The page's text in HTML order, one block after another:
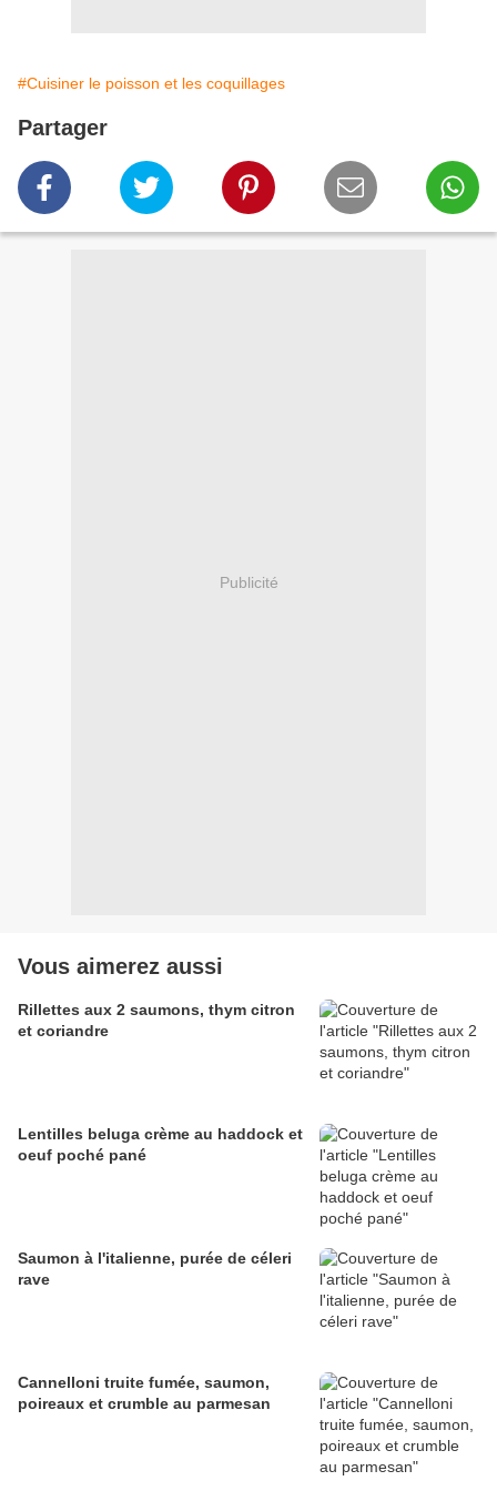
#Cuisiner le poisson et les coquillages
Partager
Publicité
Vous aimerez aussi
Rillettes aux 2 saumons, thym citron
et coriandre
Lentilles beluga crème au haddock et
oeuf poché pané
Saumon à l'italienne, purée de céleri
rave
Cannelloni truite fumée, saumon,
poireaux et crumble au parmesan